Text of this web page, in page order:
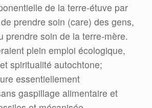
de la terre-étuve par
prendre soin (care) des gens,
prendre soin de la terre-mère.
plein emploi écologique,
spiritualité autochtone;
essentiellement
gaspillage alimentaire et